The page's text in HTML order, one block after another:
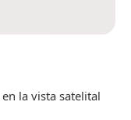
la vista satelital